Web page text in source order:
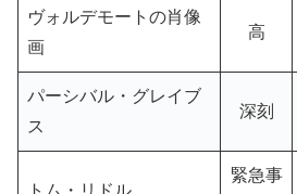
ヴォルデモートの肖像
画
高
パーシバル・グレイブ
ス
深刻
トム・リドル
緊急事